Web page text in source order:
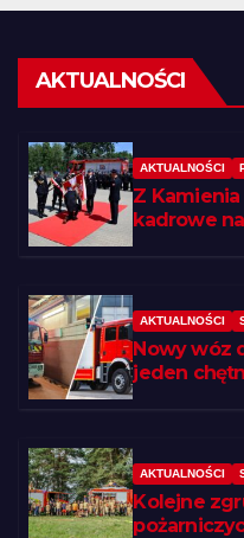
AKTUALNOŚCI
AKTUALNOŚCI
Z
kadrowe
AKTUALNOŚCI
Nowy wóz
jeden
AKTUALNOŚCI
Kolejne